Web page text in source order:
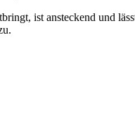
ist ansteckend und